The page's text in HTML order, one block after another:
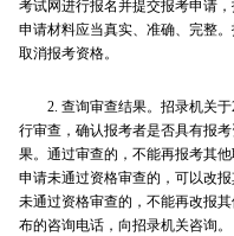
考试网进行报名并提交报考申请
申请材料应当真实、准确、完整
取消报考资格。
2. 查询审查结果。招录机关于
行审查，确认报考者是否具有报
果。通过审查的，不能再报考其他
申请未通过资格审查的，可以改
未通过资格审查的，不能再改报
布的咨询电话，向招录机关咨询。